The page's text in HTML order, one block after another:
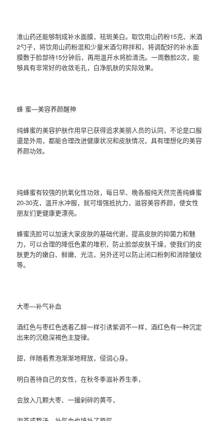
淮山药还能够制成补水面膜，祛斑美白。取饮用山药粉15克、米酒
2勺子，将饮用山药粉混和少量米酒匀称拌和，将调配好的补水面
膜敷于脸部待15分钟后，再用温开水将脸清洗。一周敷脸2次，能
够具有非常好的收敛毛孔，白净肌肤的实际效果。
蜂 蜜—美容养颜醒神
纯蜂蜜的美容护肤作用早已获得追求美丽人员的认同，不论是口服
還是外用，都能合理改进健康状况和皮肤情况，具有理想化的美容
养颜功效。
纯蜂蜜有较强的抗氧化性功效，每日早、晚各服纯天然完善纯蜂蜜
20-30克，温开水冲服，就可增强抵抗力，滋容美容养颜，使女性
朋友们更健康更漂亮。
蜂蜜洗脸可以加速大家皮肤的基础代谢，提高皮肤的抑菌力和魅
力，可以合理的降低色素的堆积，防止脸部皮肤干燥，使我们的皮
肤更为的嫩白、鲜嫩、光洁，另外还可以防止闭口粉刺和消除皱纹
等。
大枣—补气补血
酒红色与枣红色透着乙醇一样引诱紫调不一样，酒红色有一种沉定
出来的沉稳深褐色主旋律。
甜，伴随着煮泡渐渐地释放，侵润心身。
明白善待自己的女性，在秋冬季滋补养生季，
会放入几颗大枣、一撮剁碎的黄芩，